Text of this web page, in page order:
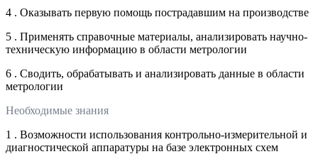
4 . Оказывать первую помощь пострадавшим на производстве
5 . Применять справочные материалы, анализировать научно-
техническую информацию в области метрологии
6 . Сводить, обрабатывать и анализировать данные в области
метрологии
Необходимые знания
1 . Возможности использования контрольно-измерительной и
диагностической аппаратуры на базе электронных схем